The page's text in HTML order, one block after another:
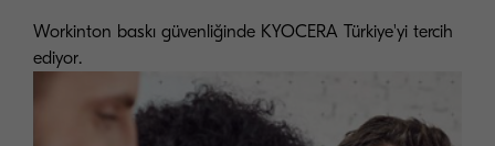
Workinton baskı güvenliğinde KYOCERA Türkiye'yi tercih
ediyor.